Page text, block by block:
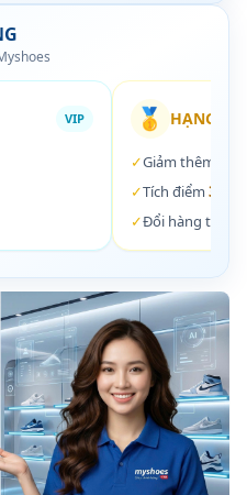
VIP 🥇 HẠNG
✓Giảm thêm
✓Tích điểm 3%
✓Đổi hàng trong